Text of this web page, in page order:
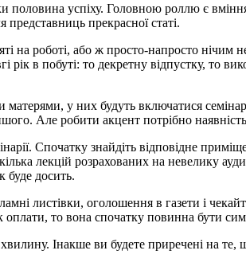
успіху. Головною роллю є
представниць прекрасної статі.
роботі, або ж просто-напросто нічим
в побуті: то декретну відпустку, то
у них будуть включатися
Але робити акцент потрібно
Спочатку знайдіть відповідне
лекцій розрахованих на невелику
буде досить.
листівки, оголошення в газети і
то вона спочатку повинна бути
Інакше ви будете приречені на те,